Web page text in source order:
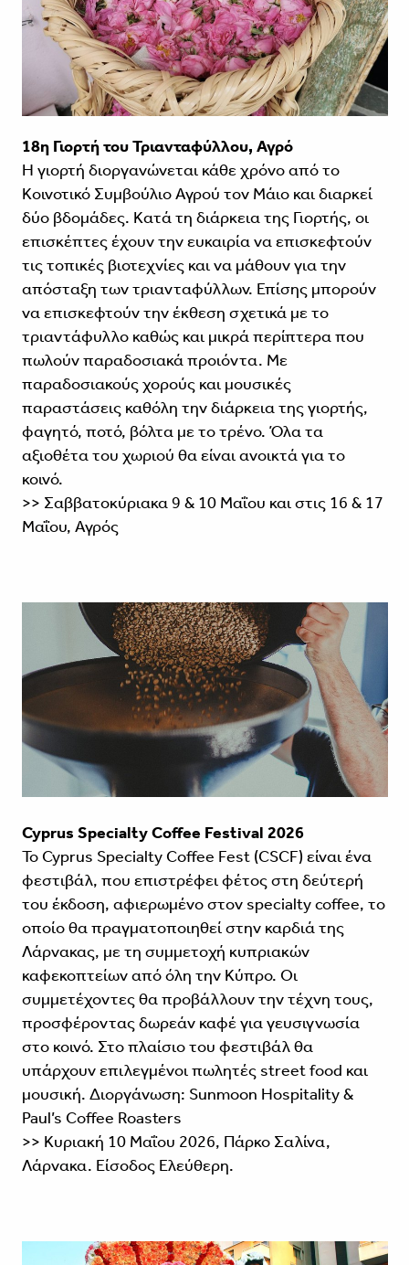
18η Γιορτή του Τριανταφύλλου, Αγρό
Η γιορτή διοργανώνεται κάθε χρόνο από το
Κοινοτικό Συμβούλιο Αγρού τον Μάιο και διαρκεί
δύο βδομάδες. Κατά τη διάρκεια της Γιορτής, οι
επισκέπτες έχουν την ευκαιρία να επισκεφτούν
τις τοπικές βιοτεχνίες και να μάθουν για την
απόσταξη των τριανταφύλλων. Επίσης μπορούν
να επισκεφτούν την έκθεση σχετικά με το
τριαντάφυλλο καθώς και μικρά περίπτερα που
πωλούν παραδοσιακά προιόντα. Με
παραδοσιακούς χορούς και μουσικές
παραστάσεις καθόλη την διάρκεια της γιορτής,
φαγητό, ποτό, βόλτα με το τρένο. Όλα τα
αξιοθέτα του χωριού θα είναι ανοικτά για το
κοινό.
>> Σαββατοκύριακα 9 & 10 Μαΐου και στις 16 & 17
Μαΐου, Αγρός
Cyprus Specialty Coffee Festival 2026
Το Cyprus Specialty Coffee Fest (CSCF) είναι ένα
φεστιβάλ, που επιστρέφει φέτος στη δεύτερή
του έκδοση, αφιερωμένο στον specialty coffee, το
οποίο θα πραγματοποιηθεί στην καρδιά της
Λάρνακας, με τη συμμετοχή κυπριακών
καφεκοπτείων από όλη την Κύπρο. Οι
συμμετέχοντες θα προβάλλουν την τέχνη τους,
προσφέροντας δωρεάν καφέ για γευσιγνωσία
στο κοινό. Στο πλαίσιο του φεστιβάλ θα
υπάρχουν επιλεγμένοι πωλητές street food και
μουσική. Διοργάνωση: Sunmoon Hospitality &
Paul’s Coffee Roasters
>> Κυριακή 10 Μαΐου 2026, Πάρκο Σαλίνα,
Λάρνακα. Είσοδος Ελεύθερη.